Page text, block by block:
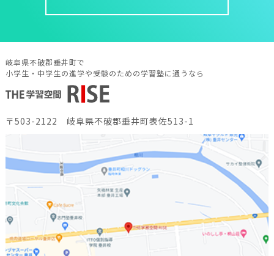
岐阜県不破郡垂井町で
小学生・中学生の進学や受験のための学習塾に通うなら
〒503-2122 岐阜県不破郡垂井町表佐513-1